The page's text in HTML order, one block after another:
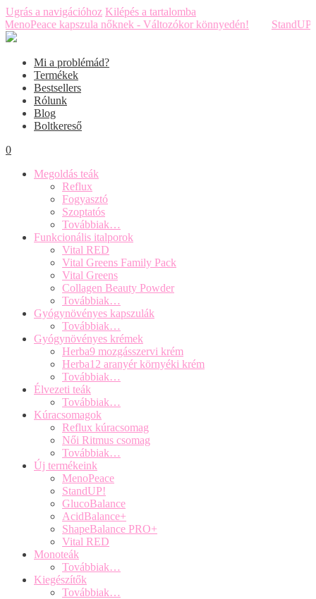
Ugrás a navigációhoz Kilépés a tartalomba
kapszula nőknek - Változókor könnyedén!
StandUP!
Mi a problémád?
Termékek
Bestsellers
Rólunk
Blog
Boltkereső
0
Megoldás teák
Reflux
Fogyasztó
Szoptatós
Továbbiak…
Funkcionális italporok
Vital RED
Vital Greens Family Pack
Vital Greens
Collagen Beauty Powder
Továbbiak…
Gyógynövényes kapszulák
Továbbiak…
Gyógynövényes krémek
Herba9 mozgásszervi krém
Herba12 aranyér környéki krém
Továbbiak…
Élvezeti teák
Továbbiak…
Kúracsomagok
Reflux kúracsomag
Női Ritmus csomag
Továbbiak…
Új termékeink
MenoPeace
StandUP!
GlucoBalance
AcidBalance+
ShapeBalance PRO+
Vital RED
Monoteák
Továbbiak…
Kiegészítők
Továbbiak…